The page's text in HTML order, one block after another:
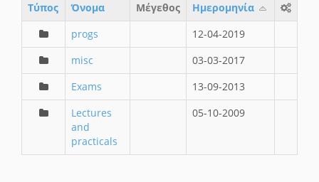
Τύπος Όνομα Μέγεθος
Ημερομηνία
progs
12-04-2019
misc
03-03-2017
Exams
13-09-2013
Lectures
and
practicals
05-10-2009